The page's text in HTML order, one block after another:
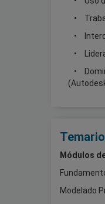
Temario
Módulos
Modelado